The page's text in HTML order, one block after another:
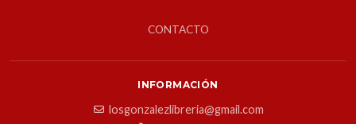
CONTACTO
INFORMACIÓN
losgonzalezlibreria@gmail.com